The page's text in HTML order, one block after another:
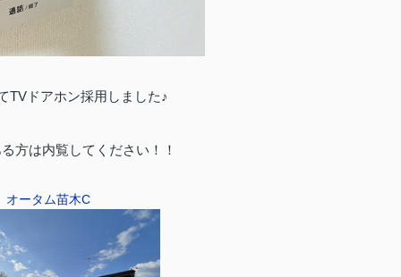
TVドアホン採用しました♪
方は内覧してください！！
オータム苗木C